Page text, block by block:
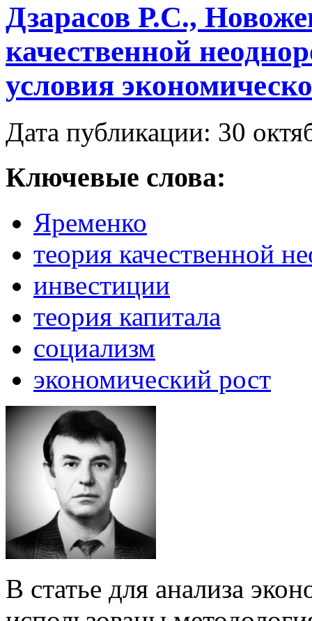
Дзарасов Р.С.,
качественной
условия
Дата публикации: 30
Ключевые слова:
Яременко
теория качественной
инвестиции
теория капитала
социализм
экономический рост
В статье для анализа